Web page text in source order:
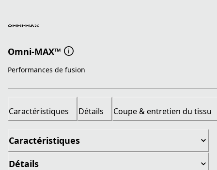
Omni-MAX™
Performances de fusion
Caractéristiques Détails Coupe & entretien du tissu
Caractéristiques
Détails